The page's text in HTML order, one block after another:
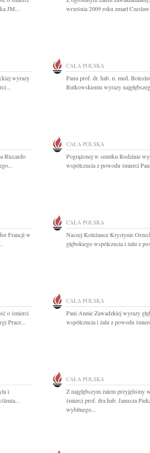
JM...
września 2009 roku zmarł
wyrazy
CAŁA POLSKA
Panu prof. dr. hab. n. med.
Rutkowskiemu wyrazy
Riccardo
CAŁA POLSKA
Pogrążonej w smutku Rodzinie
współczucia z powodu śmierci
Francji w
CAŁA POLSKA
Naszej Koleżance Krystynie
głębokiego współczucia i żalu z
o śmierci
Prace...
CAŁA POLSKA
Pani Annie Zawadzkiej wyrazy
współczucia i żalu z powodu
i
CAŁA POLSKA
Z najgłębszym żalem przyjęliśmy
śmierci prof. dra hab. Janusza
wybitnego...